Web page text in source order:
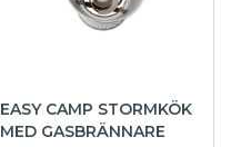
EASY CAMP STORMKÖK
MED GASBRÄNNARE